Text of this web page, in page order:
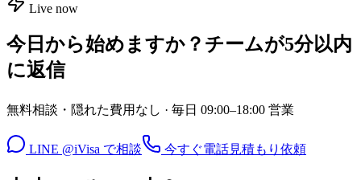
Live now
今日から始めますか？チームが5分以内
に返信
無料相談・隠れた費用なし · 毎日 09:00–18:00 営業
LINE @iVisa で相談 今すぐ電話見積もり依頼